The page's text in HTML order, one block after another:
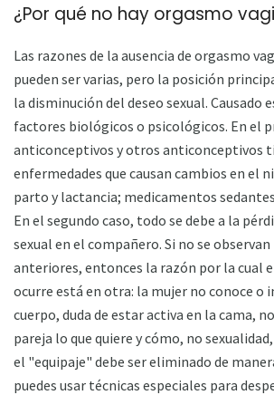
¿Por qué no hay orgasmo
Las razones de la ausencia de orgasmo
pueden ser varias, pero la posición
la disminución del deseo sexual. Causado
factores biológicos o psicológicos. En el
anticonceptivos y otros anticonceptivos
enfermedades que causan cambios en el
parto y lactancia; medicamentos
En el segundo caso, todo se debe a la
sexual en el compañero. Si no se
anteriores, entonces la razón por la cual
ocurre está en otra: la mujer no conoce o
cuerpo, duda de estar activa en la cama,
pareja lo que quiere y cómo, no
el "equipaje" debe ser eliminado de
puedes usar técnicas especiales para